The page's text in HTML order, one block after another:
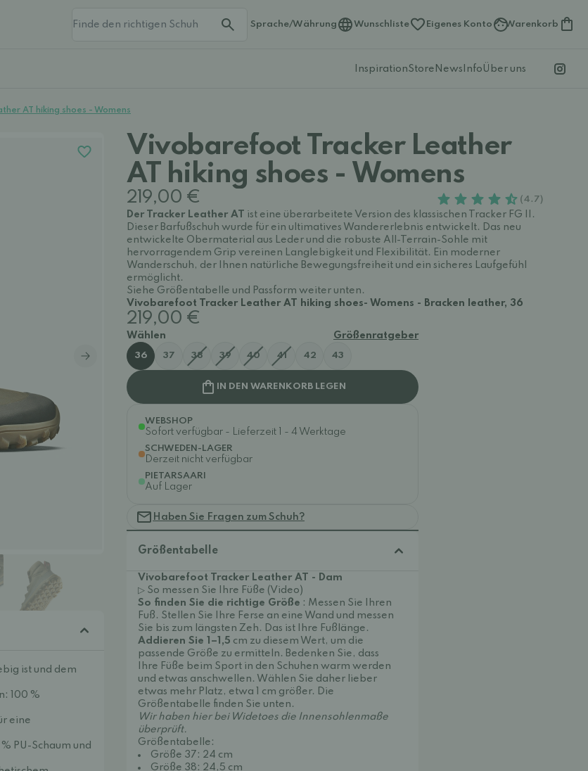
Sprache/Währung Wunschliste Eigenes Konto Warenkorb
InspirationStore News Info Über uns
AT hiking shoes - Womens
ist und dem
100 %
eine
PU-Schaum und
Vivobarefoot Tracker Leather
AT hiking shoes - Womens
219,00 € (4.7)
Der Tracker Leather AT
ist eine überarbeitete Version des klassischen Tracker FG II.
Dieser Barfußschuh wurde für ein ultimatives Wandererlebnis entwickelt. Das neu
entwickelte Obermaterial aus Leder und die robuste All-Terrain-Sohle mit
hervorragendem Grip vereinen Langlebigkeit und Flexibilität. Ein moderner
Wanderschuh, der Ihnen natürliche Bewegungsfreiheit und ein sicheres Laufgefühl
ermöglicht.
Siehe Größentabelle und Passform weiter unten.
Vivobarefoot Tracker Leather AT hiking shoes- Womens - Bracken leather, 36
219,00 €
Wählen Größenratgeber
36 37 38 39 40 41 42 43
IN DEN WARENKORB LEGEN
WEBSHOP
Sofort verfügbar - Lieferzeit 1 - 4 Werktage
SCHWEDEN-LAGER
Derzeit nicht verfügbar
PIETARSAARI
Auf Lager
Haben Sie Fragen zum Schuh?
Größentabelle
Vivobarefoot Tracker Leather AT - Dam
▷ So messen Sie Ihre Füße (Video)
So finden Sie die richtige Größe : Messen Sie Ihren
Fuß. Stellen Sie Ihre Ferse an eine Wand und messen
Sie bis zum längsten Zeh. Das ist Ihre Fußlänge.
Addieren Sie 1–1,5 cm zu diesem Wert, um die
passende Größe zu ermitteln. Bedenken Sie, dass
Ihre Füße beim Sport in den Schuhen warm werden
und etwas anschwellen. Wählen Sie daher lieber
etwas mehr Platz, etwa 1 cm größer. Die
Größentabelle finden Sie unten.
Wir haben hier bei Widetoes die Innensohlenmaße
überprüft.
Größentabelle:
Größe 37: 24 cm
Größe 38: 24,5 cm